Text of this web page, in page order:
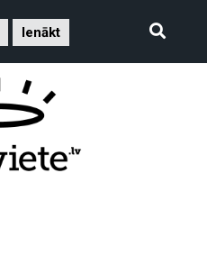
Ienākt